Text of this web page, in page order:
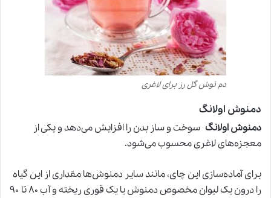
دم نوش گل رز برای لاغری
دمنوش اولانگ
دمنوش اولانگ سوخت و ساز بدن را افزایش می‌دهد و یکی از
معجزه‌های لاغری محسوب می‌شود.
برای آماده‌سازی این چای، مانند سایر دمنوش‌ها مقداری از این گیاه
را درون یک لیوان مخصوص دمنوش یا یک قوری ریخته و آب ۸۰ تا ۹۰